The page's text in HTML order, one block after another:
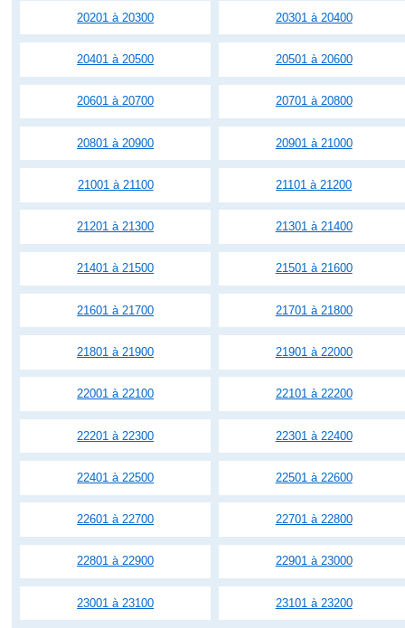
20201 à 20300 20301 à 20400
20401 à 20500 20501 à 20600
20601 à 20700 20701 à 20800
20801 à 20900 20901 à 21000
21001 à 21100 21101 à 21200
21201 à 21300 21301 à 21400
21401 à 21500 21501 à 21600
21601 à 21700 21701 à 21800
21801 à 21900 21901 à 22000
22001 à 22100 22101 à 22200
22201 à 22300 22301 à 22400
22401 à 22500 22501 à 22600
22601 à 22700 22701 à 22800
22801 à 22900 22901 à 23000
23001 à 23100 23101 à 23200